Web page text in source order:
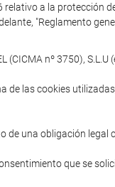
relativo a la protección
"Reglamento
(CICMA nº 3750), S.L.U
de las cookies
de una obligación legal
que se